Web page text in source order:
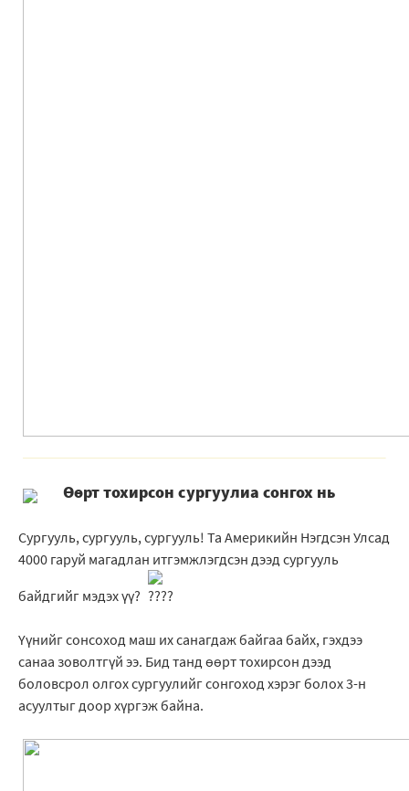
Өөрт тохирсон сургуулиа сонгох нь
Сургууль, сургууль, сургууль! Та Америкийн Нэгдсэн Улсад
4000 гаруй магадлан итгэмжлэгдсэн дээд сургууль
байдгийг мэдэх үү?
Үүнийг сонсоход маш их санагдаж байгаа байх, гэхдээ
санаа зоволтгүй ээ. Бид танд өөрт тохирсон дээд
боловсрол олгох сургуулийг сонгоход хэрэг болох 3-н
асуултыг доор хүргэж байна.